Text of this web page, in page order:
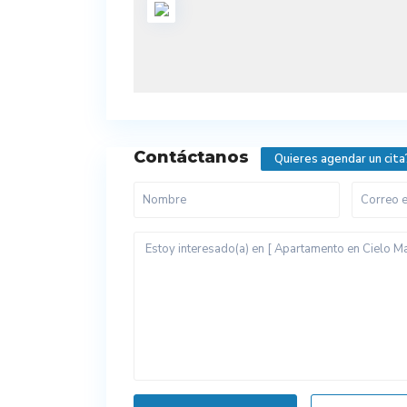
Contáctanos Quieres agendar un